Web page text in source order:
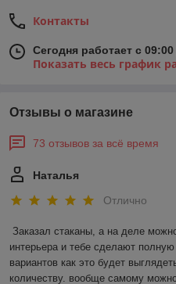
Контакты
Сегодня работает с
Показать весь график
Отзывы о магазине
73 отзывов за всё время
Наталья
Отлично
Заказал стаканы, а на деле
интерьера и тебе сделают
вариантов как это будет
количеству. вообще самому